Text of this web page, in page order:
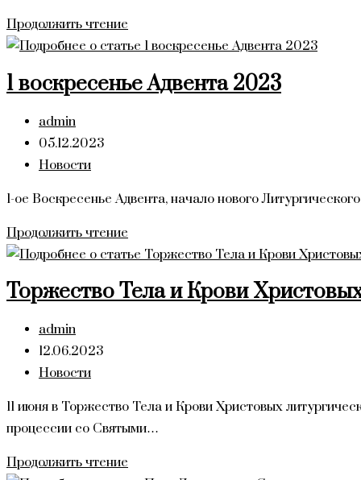
Продолжить чтение
ЗАЧАТИЕ
ДЕВЫ
1 воскресенье Адвента 2023
Автор
записи:
admin
Запись
опубликована:
05.12.2023
Рубрика
Новости
1-ое Воскресенье Адвента, начало нового
Продолжить чтение
воскресенье
2023
Торжество Тела и Крови
Автор
записи:
admin
Запись
опубликована:
12.06.2023
Рубрика
Новости
11 июня в Торжество Тела и Крови Христовых
процессии со Святыми…
Продолжить чтение